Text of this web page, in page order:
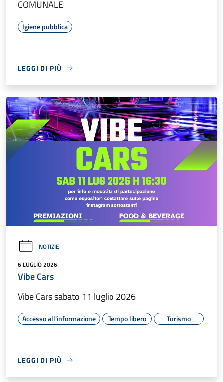
COMUNALE
Igiene pubblica
LEGGI DI PIÙ
NOTIZIE
6 LUGLIO 2026
Vibe Cars
Vibe Cars sabato 11 luglio 2026
Accesso all'informazione Tempo libero Turismo
LEGGI DI PIÙ